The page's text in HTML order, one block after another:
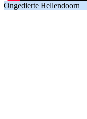
Ongedierte Hellendoorn